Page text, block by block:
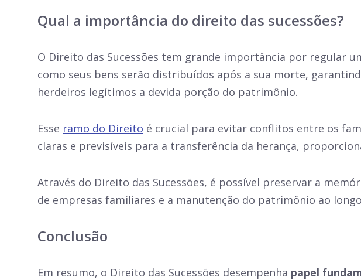
Qual a importância do direito das sucessões?
O Direito das Sucessões tem grande importância por regular
como seus bens serão distribuídos após a sua morte,
herdeiros legítimos a devida porção do patrimônio.
Esse ramo do Direito é crucial para evitar conflitos entre os
claras e previsíveis para a transferência da herança,
Através do Direito das Sucessões, é possível preservar a
de empresas familiares e a manutenção do patrimônio ao
Conclusão
Em resumo, o Direito das Sucessões desempenha papel